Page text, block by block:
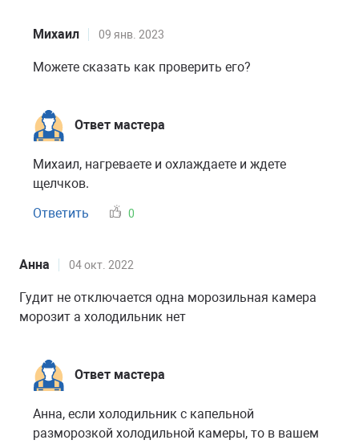
Михаил 09 янв. 2023
Можете сказать как проверить его?
Ответ мастера
Михаил, нагреваете и охлаждаете и ждете
щелчков.
Ответить
0
Анна 04 окт. 2022
Гудит не отключается одна морозильная камера
морозит а холодильник нет
Ответ мастера
Анна, если холодильник с капельной
разморозкой холодильной камеры, то в вашем